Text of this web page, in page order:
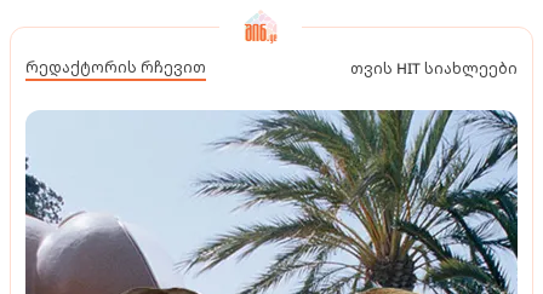
რედაქტორის რჩევით თვის HIT სიახლეები